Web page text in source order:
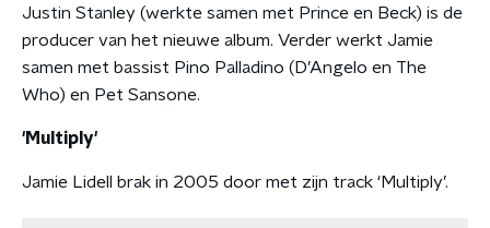
Justin Stanley (werkte samen met Prince en Beck) is de
producer van het nieuwe album. Verder werkt Jamie
samen met bassist Pino Palladino (D’Angelo en The
Who) en Pet Sansone.
'Multiply'
Jamie Lidell brak in 2005 door met zijn track ‘Multiply’.